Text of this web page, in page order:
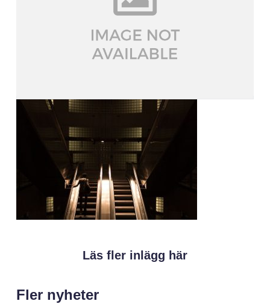
Läs fler inlägg här
Fler nyheter